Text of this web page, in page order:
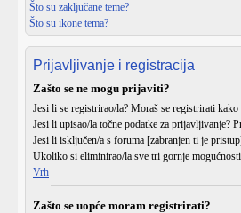
Što su zaključane teme?
Što su ikone tema?
Prijavljivanje i registracija
Zašto se ne mogu prijaviti?
Jesi li se registrirao/la? Moraš se registrirati
Jesi li upisao/la točne podatke za prijavljivanje?
Jesi li isključen/a s foruma [zabranjen ti je
Ukoliko si eliminirao/la sve tri gornje
Vrh
Zašto se uopće moram registrirati?